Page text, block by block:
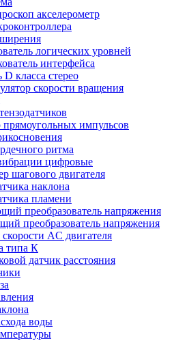
акселерометр
логических уровней
интерфейса
D класса стерео
скорости вращения
прямоугольных импульсов
ритма
цифровые
шагового двигателя
наклона
пламени
преобразователь напряжения
преобразователь напряжения
скорости AC двигателя
типа К
датчик расстояния
воды